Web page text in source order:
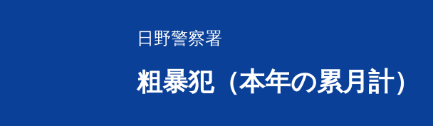
日野警察署
粗暴犯（本年の累月計）